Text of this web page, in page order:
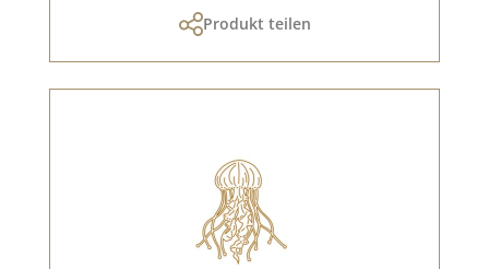
Produkt teilen